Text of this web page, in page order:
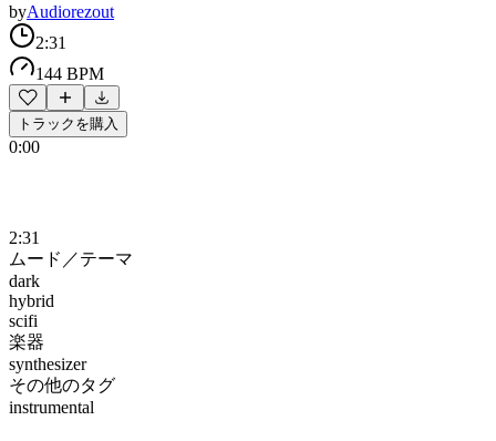
byAudiorezout
2:31
144 BPM
トラックを購入
0:00
2:31
ムード／テーマ
dark
hybrid
scifi
楽器
synthesizer
その他のタグ
instrumental